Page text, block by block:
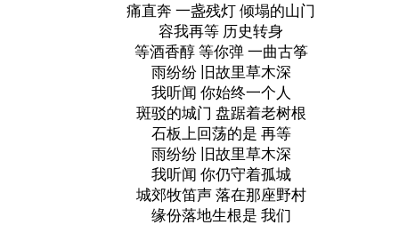
痛直奔 一盏残灯 倾塌的山门
容我再等 历史转身
等酒香醇 等你弹 一曲古筝
雨纷纷 旧故里草木深
我听闻 你始终一个人
斑驳的城门 盘踞着老树根
石板上回荡的是 再等
雨纷纷 旧故里草木深
我听闻 你仍守着孤城
城郊牧笛声 落在那座野村
缘份落地生根是 我们